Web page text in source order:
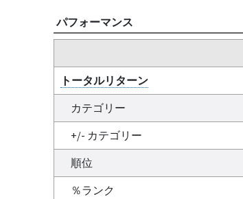
パフォーマンス
トータルリターン
カテゴリー
+/- カテゴリー
順位
％ランク